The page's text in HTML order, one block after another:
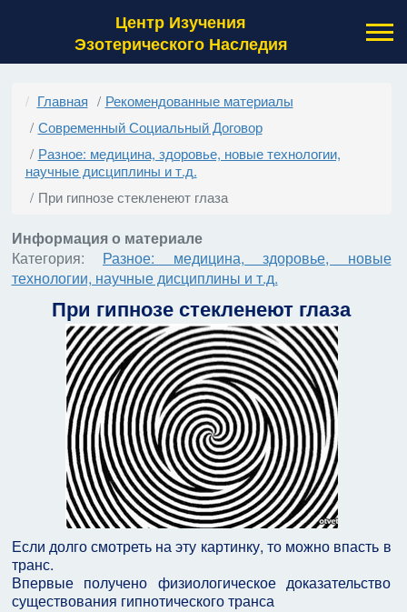
Центр Изучения
Эзотерического Наследия
Главная
Рекомендованные материалы
Современный Социальный Договор
Разное: медицина, здоровье, новые технологии,
научные дисциплины и т.д.
При гипнозе стекленеют глаза
Информация о материале
Категория: Разное: медицина, здоровье, новые
технологии, научные дисциплины и т.д.
При гипнозе стекленеют глаза
Если долго смотреть на эту картинку, то можно впасть в
транс.
Впервые получено физиологическое доказательство
существования гипнотического транса